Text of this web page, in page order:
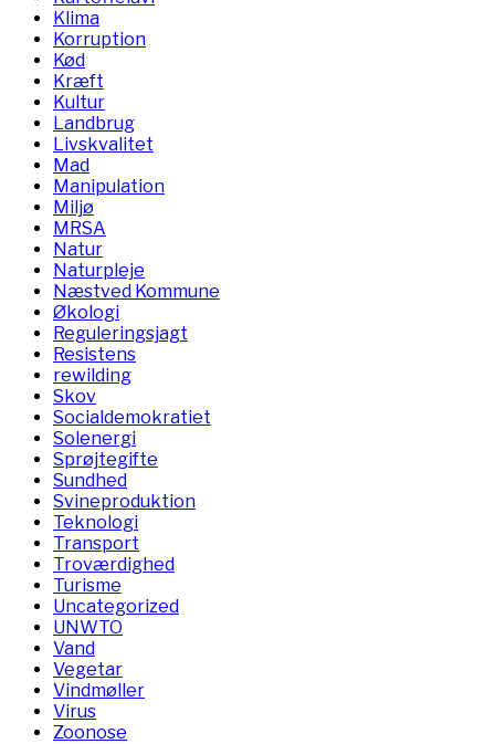
Klima
Korruption
Kød
Kræft
Kultur
Landbrug
Livskvalitet
Mad
Manipulation
Miljø
MRSA
Natur
Naturpleje
Næstved Kommune
Økologi
Reguleringsjagt
Resistens
rewilding
Skov
Socialdemokratiet
Solenergi
Sprøjtegifte
Sundhed
Svineproduktion
Teknologi
Transport
Troværdighed
Turisme
Uncategorized
UNWTO
Vand
Vegetar
Vindmøller
Virus
Zoonose